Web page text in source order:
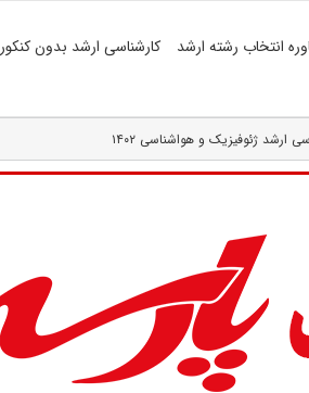
انتخاب رشته ارشد کارشناسی ارشد بدون کنکور
ارشد ژئوفیزیک و هواشناسی ۱۴۰۲